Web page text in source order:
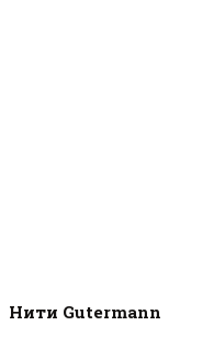
Нити Gutermann